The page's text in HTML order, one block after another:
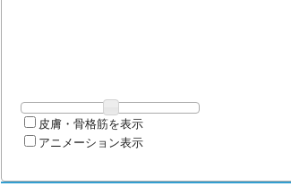
皮膚・骨格筋を表示
アニメーション表示